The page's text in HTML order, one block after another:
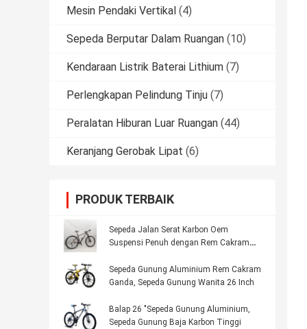
Mesin Pendaki Vertikal (4)
Sepeda Berputar Dalam Ruangan (10)
Kendaraan Listrik Baterai Lithium (7)
Perlengkapan Pelindung Tinju (7)
Peralatan Hiburan Luar Ruangan (44)
Keranjang Gerobak Lipat (6)
PRODUK TERBAIK
Sepeda Jalan Serat Karbon Oem
Suspensi Penuh dengan Rem Cakram
Sepeda Gunung Aluminium Rem Cakram
Ganda, Sepeda Gunung Wanita 26 Inch
Balap 26 "Sepeda Gunung Aluminium,
Sepeda Gunung Baja Karbon Tinggi